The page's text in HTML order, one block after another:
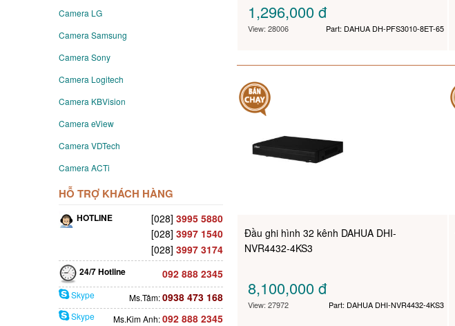
Camera LG
Camera Samsung
Camera Sony
Camera Logitech
Camera KBVision
Camera eView
Camera VDTech
Camera ACTi
HỖ TRỢ KHÁCH HÀNG
HOTLINE [028]3995 5880
[028]3997 1540
[028]3997 3174
24/7 Hotline 092 888 2345
Skype Ms.Tâm:0938 473 168
Skype Ms.Kim Anh:092 888 2345
1,296,000đ
View: 28006 Part: DAHUA DH-PFS3010-8ET-65
Đầu ghi hình 32 kênh DAHUA DHI-
NVR4432-4KS3
8,100,000đ
View: 27972 Part: DAHUA DHI-NVR4432-4KS3